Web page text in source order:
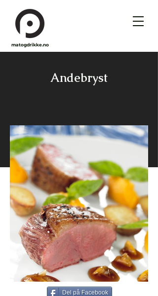
matogdrikke.no
Andebryst
Del på Facebook